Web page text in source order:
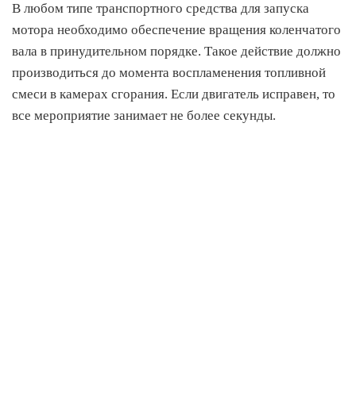
В любом типе транспортного средства для запуска
мотора необходимо обеспечение вращения коленчатого
вала в принудительном порядке. Такое действие должно
производиться до момента воспламенения топливной
смеси в камерах сгорания. Если двигатель исправен, то
все мероприятие занимает не более секунды.